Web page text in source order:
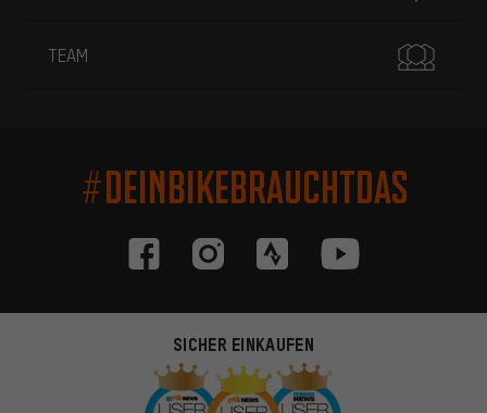
TEAM
#DEINBIKEBRAUCHTDAS
SICHER EINKAUFEN